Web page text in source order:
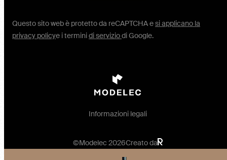
Questo sito web è protetto da reCAPTCHA esi applicano la
privacy policye i terminidi serviziodi Google.
Informazioni legali
©Modelec 2026Creato da